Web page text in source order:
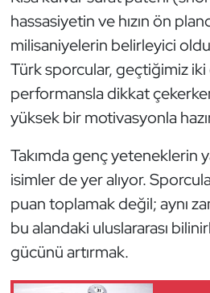
hassasiyetin ve hızın ön
milisaniyelerin belirleyici
Türk sporcular, geçtiğimiz
performansla dikkat
yüksek bir motivasyonla
Takımda genç yeteneklerin
isimler de yer alıyor.
puan toplamak değil; aynı
bu alandaki uluslararası
gücünü artırmak.
Hava Sporları
Hentbol
İşitme Engelli Sporcular
Kano ve Rafting
Karate
Kayak